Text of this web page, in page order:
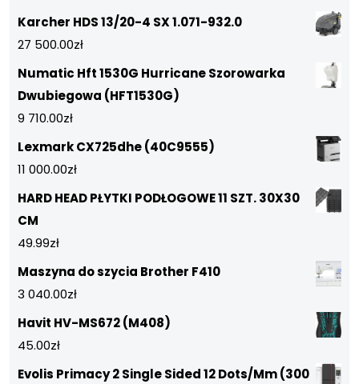
Karcher HDS 13/20-4 SX 1.071-932.0
27 500.00zł
Numatic Hft 1530G Hurricane Szorowarka
Dwubiegowa (HFT1530G)
9 710.00zł
Lexmark CX725dhe (40C9555)
11 000.00zł
HARD HEAD PŁYTKI PODŁOGOWE 11 SZT. 30X30
CM
49.99zł
Maszyna do szycia Brother F410
3 040.00zł
Havit HV-MS672 (M408)
45.00zł
Evolis Primacy 2 Single Sided 12 Dots/Mm (300